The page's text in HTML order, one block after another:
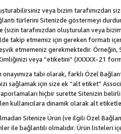
veya bizim tarafımızdan
türlerini Sitenizde göstermeyi
(sizin tarafınızdan oluşturulan veya
takip etmemiz için gereken formatı
etmemeniz gerekmektedir. Örneğin,
veya “etiketini” (XXXXX-21
tabi olarak, farklı Özel
sağlamak için size ek “alt etiket”
hiçbir surette Sitenizin belirli
kullanıcılara dinamik olarak alt
Sitenize Ürün (ve ilgili Özel
ile bağlantılı olmalıdır. Ürün listeleri